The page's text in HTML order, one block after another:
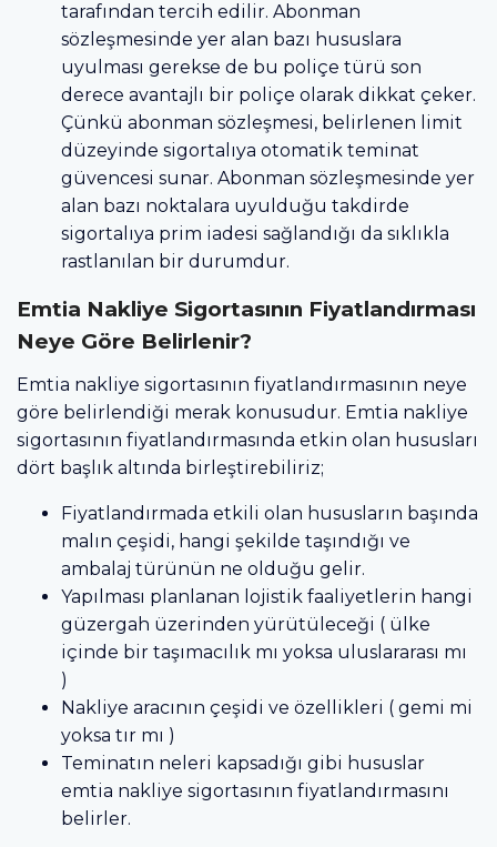
tarafından tercih edilir. Abonman
sözleşmesinde yer alan bazı hususlara
uyulması gerekse de bu poliçe türü son
derece avantajlı bir poliçe olarak dikkat çeker.
Çünkü abonman sözleşmesi, belirlenen limit
düzeyinde sigortalıya otomatik teminat
güvencesi sunar. Abonman sözleşmesinde yer
alan bazı noktalara uyulduğu takdirde
sigortalıya prim iadesi sağlandığı da sıklıkla
rastlanılan bir durumdur.
Emtia Nakliye Sigortasının Fiyatlandırması
Neye Göre Belirlenir?
Emtia nakliye sigortasının fiyatlandırmasının neye
göre belirlendiği merak konusudur. Emtia nakliye
sigortasının fiyatlandırmasında etkin olan hususları
dört başlık altında birleştirebiliriz;
Fiyatlandırmada etkili olan hususların başında
malın çeşidi, hangi şekilde taşındığı ve
ambalaj türünün ne olduğu gelir.
Yapılması planlanan lojistik faaliyetlerin hangi
güzergah üzerinden yürütüleceği ( ülke
içinde bir taşımacılık mı yoksa uluslararası mı
)
Nakliye aracının çeşidi ve özellikleri ( gemi mi
yoksa tır mı )
Teminatın neleri kapsadığı gibi hususlar
emtia nakliye sigortasının fiyatlandırmasını
belirler.